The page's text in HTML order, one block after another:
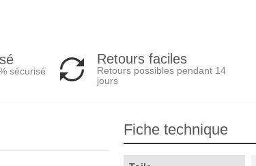
sécurisé
Retours faciles
Retours possibles pendant 14
jours
Fiche technique